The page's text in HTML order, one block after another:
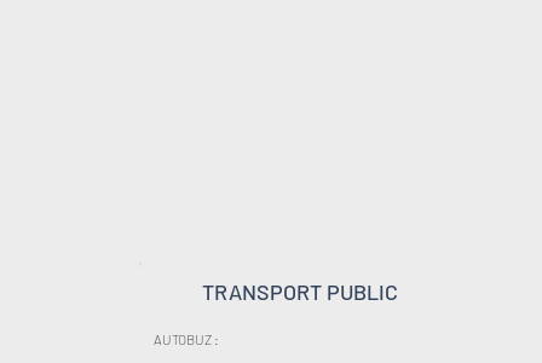
TRANSPORT PUBLIC
AUTOBUZ :